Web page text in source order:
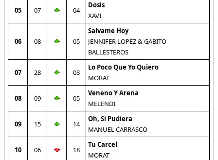
05 07 04
Dosis
XAVI
06 08 05
Salvame Hoy
JENNIFER LOPEZ & GABITO
BALLESTEROS
07 28 03
Lo Poco Que Yo Quiero
MORAT
08 09 05
Veneno Y Arena
MELENDI
09 15 14
Oh, Si Pudiera
MANUEL CARRASCO
10 06 18
Tu Carcel
MORAT